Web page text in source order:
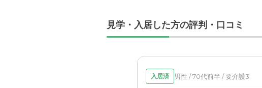
見学・入居した方の評判・口コミ
入居済 男性 / 70代前半 / 要介護3